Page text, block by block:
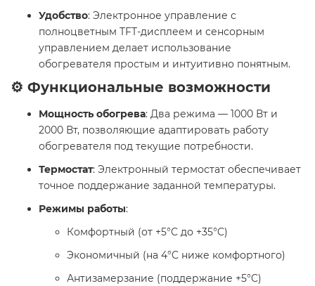
Удобство: Электронное управление с
полноцветным TFT-дисплеем и сенсорным
управлением делает использование
обогревателя простым и интуитивно понятным. ​
⚙️ Функциональные возможности
Мощность обогрева: Два режима — 1000 Вт и
2000 Вт, позволяющие адаптировать работу
обогревателя под текущие потребности.
Термостат: Электронный термостат обеспечивает
точное поддержание заданной температуры.
Режимы работы:
Комфортный (от +5°C до +35°C)
Экономичный (на 4°C ниже комфортного)
Антизамерзание (поддержание +5°C)